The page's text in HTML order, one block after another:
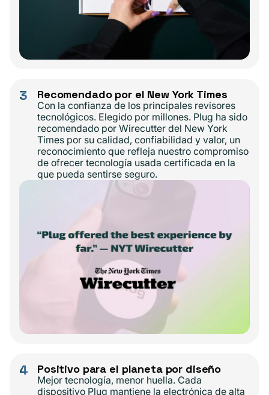
3 Recomendado por el New York Times
Con la confianza de los principales revisores
tecnológicos. Elegido por millones. Plug ha sido
recomendado por Wirecutter del New York
Times por su calidad, confiabilidad y valor, un
reconocimiento que refleja nuestro compromiso
de ofrecer tecnología usada certificada en la
que pueda sentirse seguro.
4 Positivo para el planeta por diseño
Mejor tecnología, menor huella. Cada
dispositivo Plug mantiene la electrónica de alta